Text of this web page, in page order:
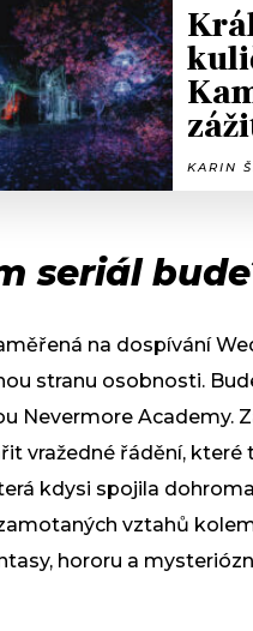
KARIN
seriál
na dospívání
stranu osobnosti.
Nevermore Academy.
vražedné řádění,
kdysi spojila
vztahů
hororu a